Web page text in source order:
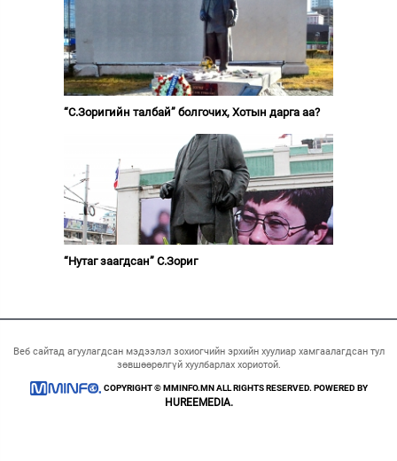
“С.Зоригийн талбай” болгочих, Хотын дарга аа?
“Нутаг заагдсан” С.Зориг
Веб сайтад агуулагдсан мэдээлэл зохиогчийн эрхийн хуулиар хамгаалагдсан тул
зөвшөөрөлгүй хуулбарлах хориотой.
COPYRIGHT © MMINFO.MN ALL RIGHTS RESERVED. POWERED BY
HUREEMEDIA.